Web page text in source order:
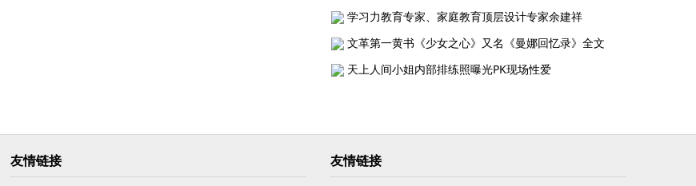
学习力教育专家、家庭教育顶层设计专家余建祥
文革第一黄书《少女之心》又名《曼娜回忆录》全文
天上人间小姐内部排练照曝光PK现场性爱
友情链接 友情链接